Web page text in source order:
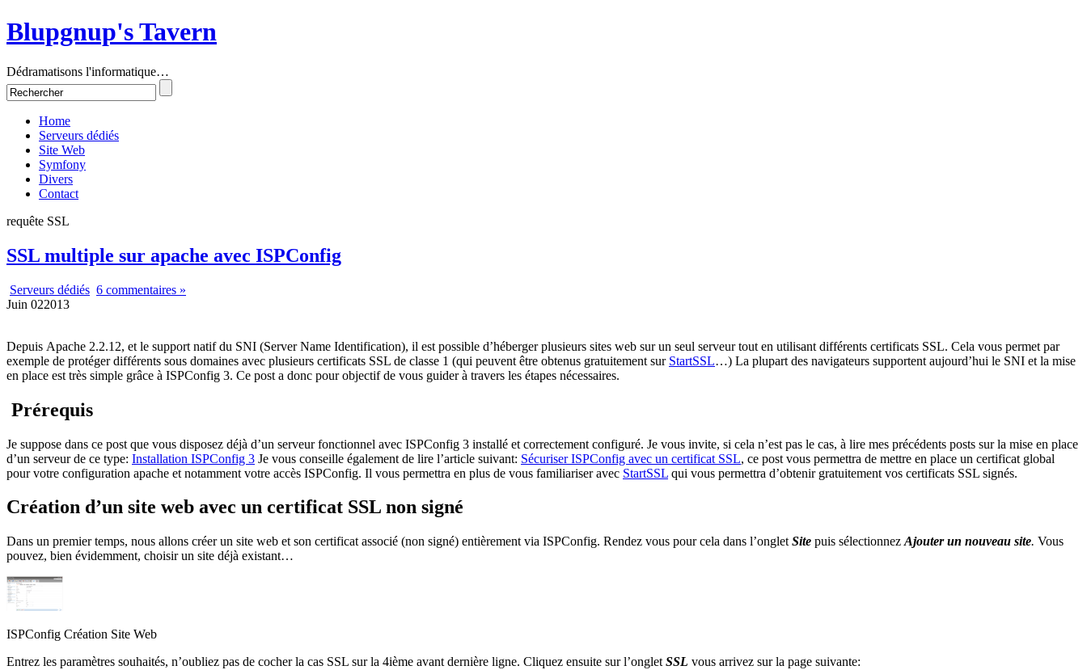
Blupgnup's Tavern
Dédramatisons l'informatique…
Home
Serveurs dédiés
Site Web
Symfony
Divers
Contact
requête SSL
SSL multiple sur apache avec ISPConfig
Serveurs dédiés 6 commentaires »
Juin 022013
Depuis Apache 2.2.12, et le support natif du SNI (Server Name Identification), il est possible d’héberger plusieurs sites web sur un seul serveur tout en utilisant différents certificats SSL. Cela vous permet par
exemple de protéger différents sous domaines avec plusieurs certificats SSL de classe 1 (qui peuvent être obtenus gratuitement sur StartSSL…) La plupart des navigateurs supportent aujourd’hui le SNI et la mise
en place est très simple grâce à ISPConfig 3. Ce post a donc pour objectif de vous guider à travers les étapes nécessaires.
Prérequis
Je suppose dans ce post que vous disposez déjà d’un serveur fonctionnel avec ISPConfig 3 installé et correctement configuré. Je vous invite, si cela n’est pas le cas, à lire mes précédents posts sur la mise en place
d’un serveur de ce type: Installation ISPConfig 3 Je vous conseille également de lire l’article suivant: Sécuriser ISPConfig avec un certificat SSL, ce post vous permettra de mettre en place un certificat global
pour votre configuration apache et notamment votre accès ISPConfig. Il vous permettra en plus de vous familiariser avec StartSSL qui vous permettra d’obtenir gratuitement vos certificats SSL signés.
Création d’un site web avec un certificat SSL non signé
Dans un premier temps, nous allons créer un site web et son certificat associé (non signé) entièrement via ISPConfig. Rendez vous pour cela dans l’onglet Site puis sélectionnez Ajouter un nouveau site. Vous
pouvez, bien évidemment, choisir un site déjà existant…
ISPConfig Création Site Web
Entrez les paramètres souhaités, n’oubliez pas de cocher la cas SSL sur la 4ième avant dernière ligne. Cliquez ensuite sur l’onglet SSL vous arrivez sur la page suivante: